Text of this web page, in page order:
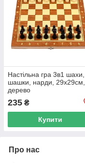
Настільна гра 3в1 шахи,
шашки, нарди, 29x29см,
дерево
235 ₴
Купити
Про нас